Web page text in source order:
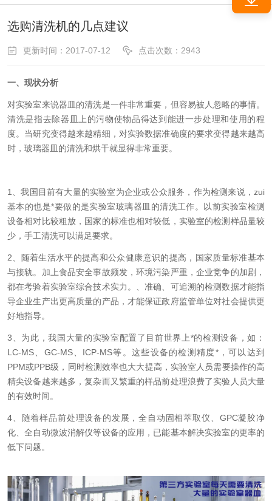
选购清洗机的几点建议
更新时间：2017-07-12 点击次数：2943
一、现状分析
对实验室来说器皿的清洗是一件非常重要，但容易被人忽略的事情。
清洗是指去除器皿上的污物使物品得达到能进一步处理和使用的程
度。当研究变得越来越精细，对实验数据准确度的要求变得越来越高
时，玻璃器皿的清洗和烘干就显得非常重要。
1、我国目前有大量的实验室为企业或公众服务，作为检测来说，zui
基本的也是*要做的是实验室玻璃器皿的清洗工作。
以前实验室检测
设备相对比较粗放，国家的标准也相对较低，实验室的检测样品量较
少，手工清洗可以满足要求。
2、
随着生活水平的提高和公众健康意识的提高，国家质量标准基本
与接轨。加上食品安全事故频发，环境污染严重，企业竞争的加剧，
都在考验着实验室综合技术实力。、准确、可追溯的检测数据才能指
导企业生产出更高质量的产品，才能保证政府监管单位对社会提供更
好地指导。
3、 为此，我国大量的实验室配置了目前世界上*的检测设备，如：
LC-MS、GC-MS、ICP-MS等。这些设备的检测精度*，可以达到
PPM或PPB级，同时检测效率也大大提高，实验室人员需要操作的高
精尖设备越来越多，复杂而又繁重的样品前处理浪费了实验人员大量
的有效时间。
4、
随着样品前处理设备的发展，全自动固相萃取仪、GPC凝胶净
化、全自动微波消解仪等设备的应用，已能基本解决实验室的更率的
低下问题。